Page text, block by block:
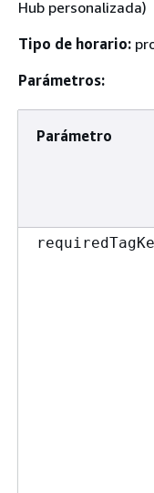
Hub personalizada)
Tipo de horario:
Parámetros:
Parámetro